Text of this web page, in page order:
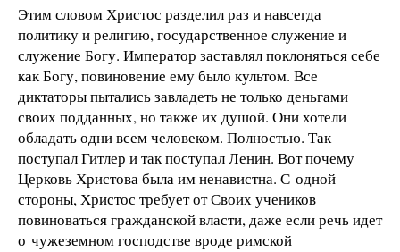
Этим словом Христос разделил раз и навсегда
политику и религию, государственное служение и
служение Богу. Император заставлял поклоняться себе
как Богу, повиновение ему было культом. Все
диктаторы пытались завладеть не только деньгами
своих подданных, но также их душой. Они хотели
обладать одни всем человеком. Полностью. Так
поступал Гитлер и так поступал Ленин. Вот почему
Церковь Христова была им ненавистна. С одной
стороны, Христос требует от Своих учеников
повиноваться гражданской власти, даже если речь идет
о чужеземном господстве вроде римской